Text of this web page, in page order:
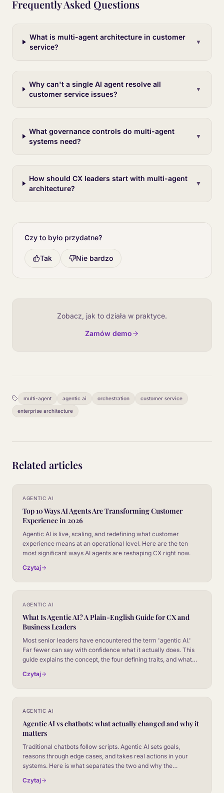
Frequently Asked Questions
What is multi-agent architecture in customer
service?
▼
Why can't a single AI agent resolve all
customer service issues?
▼
What governance controls do multi-agent
systems need?
▼
How should CX leaders start with multi-agent
architecture?
▼
Czy to było przydatne?
Tak Nie bardzo
Zobacz, jak to działa w praktyce.
Zamów demo
multi-agent agentic ai orchestration customer service
enterprise architecture
Related articles
AGENTIC AI
Top 10 Ways AI Agents Are Transforming Customer
Experience in 2026
Agentic AI is live, scaling, and redefining what customer
experience means at an operational level. Here are the ten
most significant ways AI agents are reshaping CX right now.
Czytaj
AGENTIC AI
What Is Agentic AI? A Plain-English Guide for CX and
Business Leaders
Most senior leaders have encountered the term 'agentic AI.'
Far fewer can say with confidence what it actually does. This
guide explains the concept, the four defining traits, and what
Czytaj
AGENTIC AI
Agentic AI vs chatbots: what actually changed and why it
matters
Traditional chatbots follow scripts. Agentic AI sets goals,
reasons through edge cases, and takes real actions in your
systems. Here is what separates the two and why the
Czytaj